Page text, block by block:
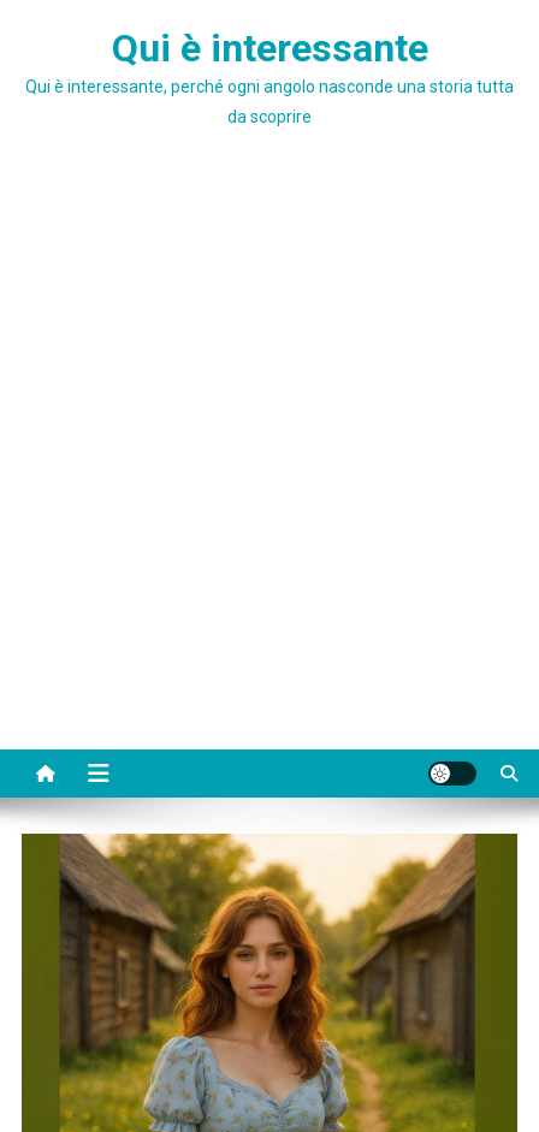
Qui è interessante
Qui è interessante, perché ogni angolo nasconde una storia tutta
da scoprire